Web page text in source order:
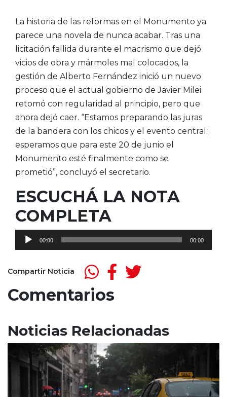
La historia de las reformas en el Monumento ya
parece una novela de nunca acabar. Tras una
licitación fallida durante el macrismo que dejó
vicios de obra y mármoles mal colocados, la
gestión de Alberto Fernández inició un nuevo
proceso que el actual gobierno de Javier Milei
retomó con regularidad al principio, pero que
ahora dejó caer. “Estamos preparando las juras
de la bandera con los chicos y el evento central;
esperamos que para este 20 de junio el
Monumento esté finalmente como se
prometió”, concluyó el secretario.
ESCUCHÁ LA NOTA
COMPLETA
Reproductor
de
00:00 00:00
Compartir Noticia
Comentarios
Noticias Relacionadas